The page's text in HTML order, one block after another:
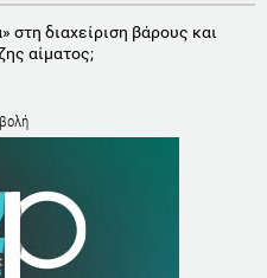
στη διαχείριση βάρους και
αίματος;